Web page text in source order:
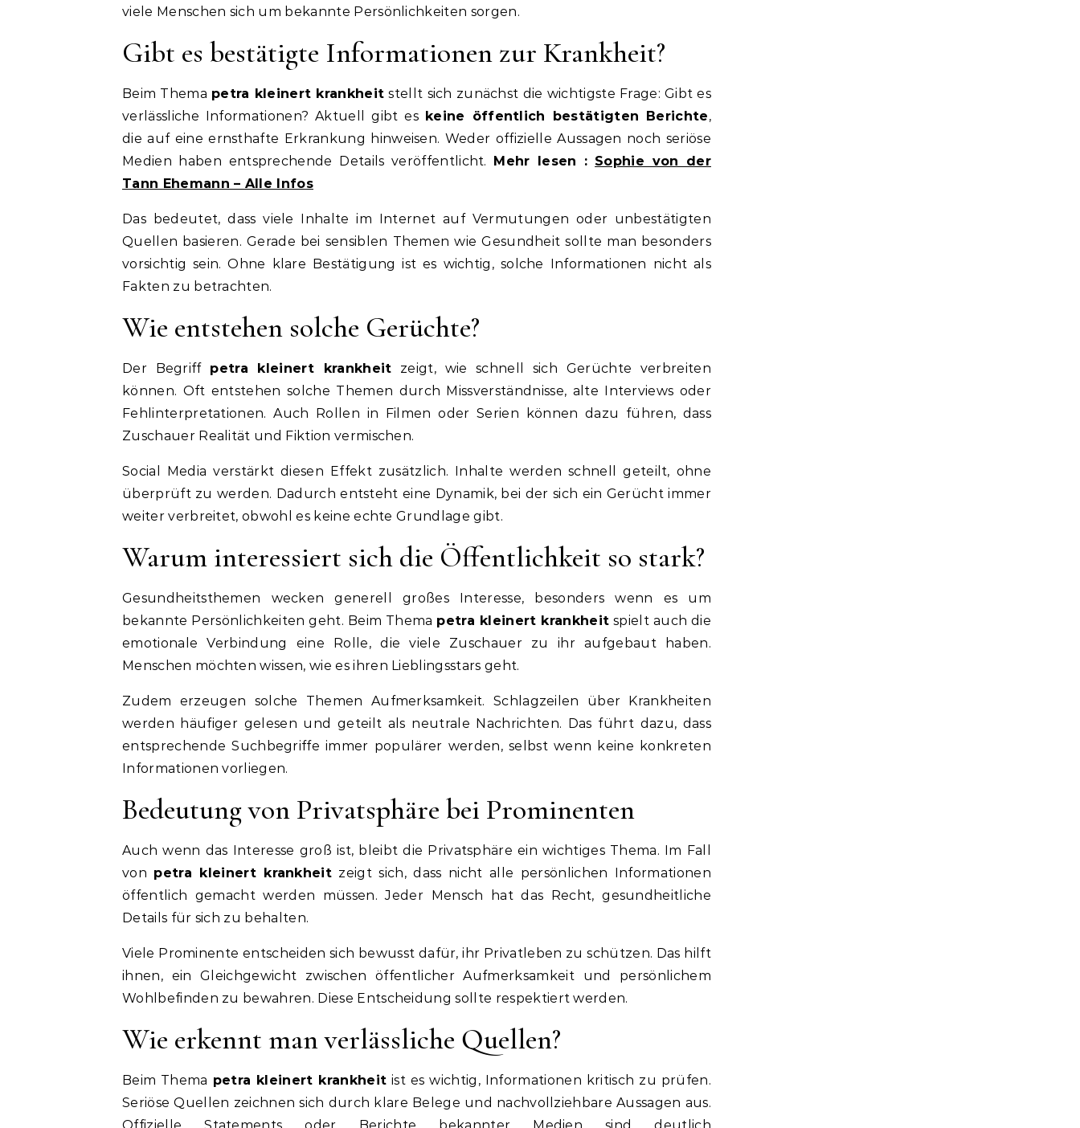
viele Menschen sich um bekannte Persönlichkeiten sorgen.
Gibt es bestätigte Informationen zur Krankheit?
Beim Thema petra kleinert krankheit stellt sich zunächst die wichtigste Frage: Gibt es
verlässliche Informationen? Aktuell gibt es keine öffentlich bestätigten Berichte,
die auf eine ernsthafte Erkrankung hinweisen. Weder offizielle Aussagen noch seriöse
Medien haben entsprechende Details veröffentlicht. Mehr lesen : Sophie von der
Tann Ehemann – Alle Infos
Das bedeutet, dass viele Inhalte im Internet auf Vermutungen oder unbestätigten
Quellen basieren. Gerade bei sensiblen Themen wie Gesundheit sollte man besonders
vorsichtig sein. Ohne klare Bestätigung ist es wichtig, solche Informationen nicht als
Fakten zu betrachten.
Wie entstehen solche Gerüchte?
Der Begriff petra kleinert krankheit zeigt, wie schnell sich Gerüchte verbreiten
können. Oft entstehen solche Themen durch Missverständnisse, alte Interviews oder
Fehlinterpretationen. Auch Rollen in Filmen oder Serien können dazu führen, dass
Zuschauer Realität und Fiktion vermischen.
Social Media verstärkt diesen Effekt zusätzlich. Inhalte werden schnell geteilt, ohne
überprüft zu werden. Dadurch entsteht eine Dynamik, bei der sich ein Gerücht immer
weiter verbreitet, obwohl es keine echte Grundlage gibt.
Warum interessiert sich die Öffentlichkeit so stark?
Gesundheitsthemen wecken generell großes Interesse, besonders wenn es um
bekannte Persönlichkeiten geht. Beim Thema petra kleinert krankheit spielt auch die
emotionale Verbindung eine Rolle, die viele Zuschauer zu ihr aufgebaut haben.
Menschen möchten wissen, wie es ihren Lieblingsstars geht.
Zudem erzeugen solche Themen Aufmerksamkeit. Schlagzeilen über Krankheiten
werden häufiger gelesen und geteilt als neutrale Nachrichten. Das führt dazu, dass
entsprechende Suchbegriffe immer populärer werden, selbst wenn keine konkreten
Informationen vorliegen.
Bedeutung von Privatsphäre bei Prominenten
Auch wenn das Interesse groß ist, bleibt die Privatsphäre ein wichtiges Thema. Im Fall
von petra kleinert krankheit zeigt sich, dass nicht alle persönlichen Informationen
öffentlich gemacht werden müssen. Jeder Mensch hat das Recht, gesundheitliche
Details für sich zu behalten.
Viele Prominente entscheiden sich bewusst dafür, ihr Privatleben zu schützen. Das hilft
ihnen, ein Gleichgewicht zwischen öffentlicher Aufmerksamkeit und persönlichem
Wohlbefinden zu bewahren. Diese Entscheidung sollte respektiert werden.
Wie erkennt man verlässliche Quellen?
Beim Thema petra kleinert krankheit ist es wichtig, Informationen kritisch zu prüfen.
Seriöse Quellen zeichnen sich durch klare Belege und nachvollziehbare Aussagen aus.
Offizielle Statements oder Berichte bekannter Medien sind deutlich